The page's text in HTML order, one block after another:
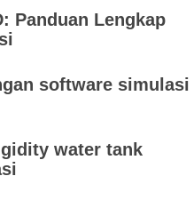
Panduan Lengkap
software simulasi
water tank